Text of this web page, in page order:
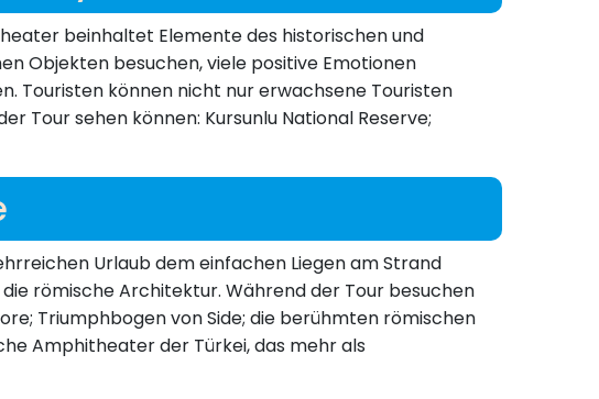
beinhaltet Elemente des historischen und
Objekten besuchen, viele positive Emotionen
Touristen können nicht nur erwachsene Touristen
Tour sehen können: Kursunlu National Reserve;
Urlaub dem einfachen Liegen am Strand
römische Architektur. Während der Tour besuchen
Triumphbogen von Side; die berühmten römischen
Amphitheater der Türkei, das mehr als